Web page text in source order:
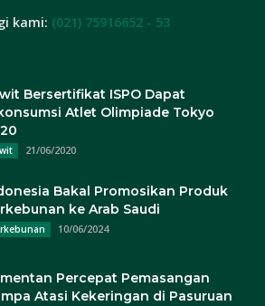
kami: (021) 75916652 - 53
Bersertifikat ISPO Dapat
Atlet Olimpiade Tokyo
21/06/2020
Bakal Promosikan Produk
ke Arab Saudi
10/06/2024
Percepat Pemasangan
Atasi Kekeringan di Pasuruan